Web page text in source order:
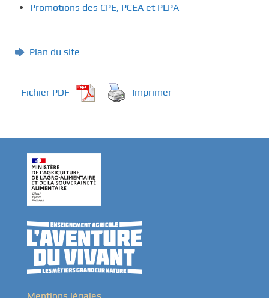
Promotions des CPE, PCEA et PLPA
Plan du site
Fichier PDF Imprimer